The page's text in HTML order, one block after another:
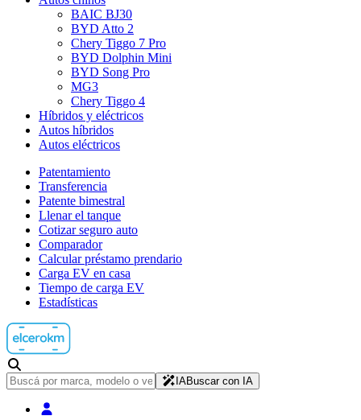
BAIC BJ30
BYD Atto 2
Chery Tiggo 7 Pro
BYD Dolphin Mini
BYD Song Pro
MG3
Chery Tiggo 4
Híbridos y eléctricos
Autos híbridos
Autos eléctricos
Patentamiento
Transferencia
Patente bimestral
Llenar el tanque
Cotizar seguro auto
Comparador
Calcular préstamo prendario
Carga EV en casa
Tiempo de carga EV
Estadísticas
IABuscar con IA